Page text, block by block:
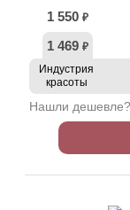
1 550 ₽
1 469 ₽
Индустрия
красоты
Нашли дешевле?